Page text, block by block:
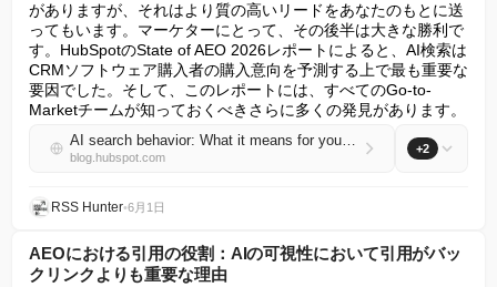
がありますが、それはより質の高いリードをあなたのもとに送
ってもいます。マーケターにとって、その後半は大きな勝利で
す。HubSpotのState of AEO 2026レポートによると、AI検索は
CRMソフトウェア購入者の購入意向を予測する上で最も重要な
要因でした。そして、このレポートには、すべてのGo-to-
Marketチームが知っておくべきさらに多くの発見があります。
AI search behavior: What it means for your marketing strategy in 2026
blog.hubspot.com
+2
RSS Hunter•6月1日
AEOにおける引用の役割：AIの可視性において引用がバッ
クリンクよりも重要な理由